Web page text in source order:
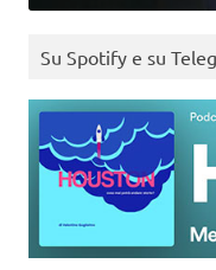
Su Spotify e su